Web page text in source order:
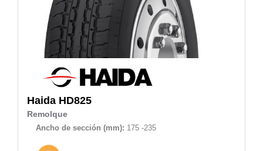
Haida HD825
Remolque
Ancho de sección (mm): 175 -235